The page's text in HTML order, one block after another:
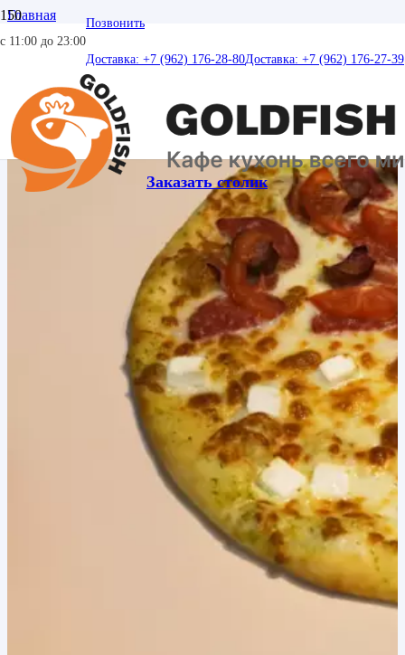
с 11:00 до 23:00
Позвонить
Доставка: +7 (962) 176-28-80Доставка: +7 (962) 176-27-39
Заказать столик
Главная
Пицца и выпечка
Пицца Ассорти